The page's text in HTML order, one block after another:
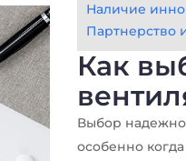
Наличие
Партнерство
Как
Выбор
особенно